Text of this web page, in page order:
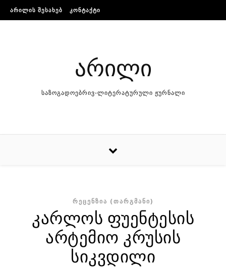
Skip to content
ᲐᲠᲘᲚᲘᲡ ᲨᲔᲡᲐᲮᲔᲑ ᲙᲝᲜᲢᲐᲥᲢᲘ
არილი
საზოგადოებრივ-ლიტერატურული ჟურნალი
ᲠᲔᲪᲔᲜᲖᲘᲐ (ᲗᲐᲠᲒᲛᲐᲜᲘ)
კარლოს ფუენტესის
არტემიო კრუსის
სიკვდილი